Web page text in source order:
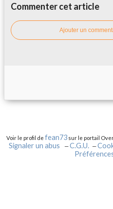
Commenter cet article
Ajouter un
Voir le profil defean73 sur le portail
Signaler un abus
C.G.U.